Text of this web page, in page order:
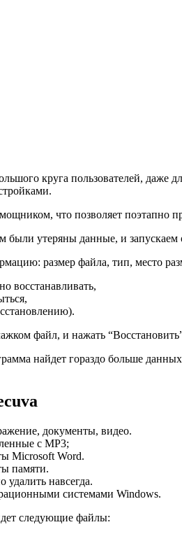
круга пользователей,
что позволяет поэтапно
утеряны данные, и
размер файла, тип, место
восстанавливать,
файл, и нажать
найдет гораздо больше
документы, видео.
с МР3;
Microsoft Word.
памяти.
навсегда.
системами Windows.
следующие файлы: